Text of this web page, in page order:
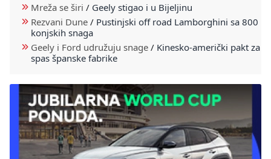
Mreža se širi / Geely stigao i u Bijeljinu
Rezvani Dune / Pustinjski off road Lamborghini sa 800
konjskih snaga
Geely i Ford udružuju snage / Kinesko-američki pakt za
spas španske fabrike